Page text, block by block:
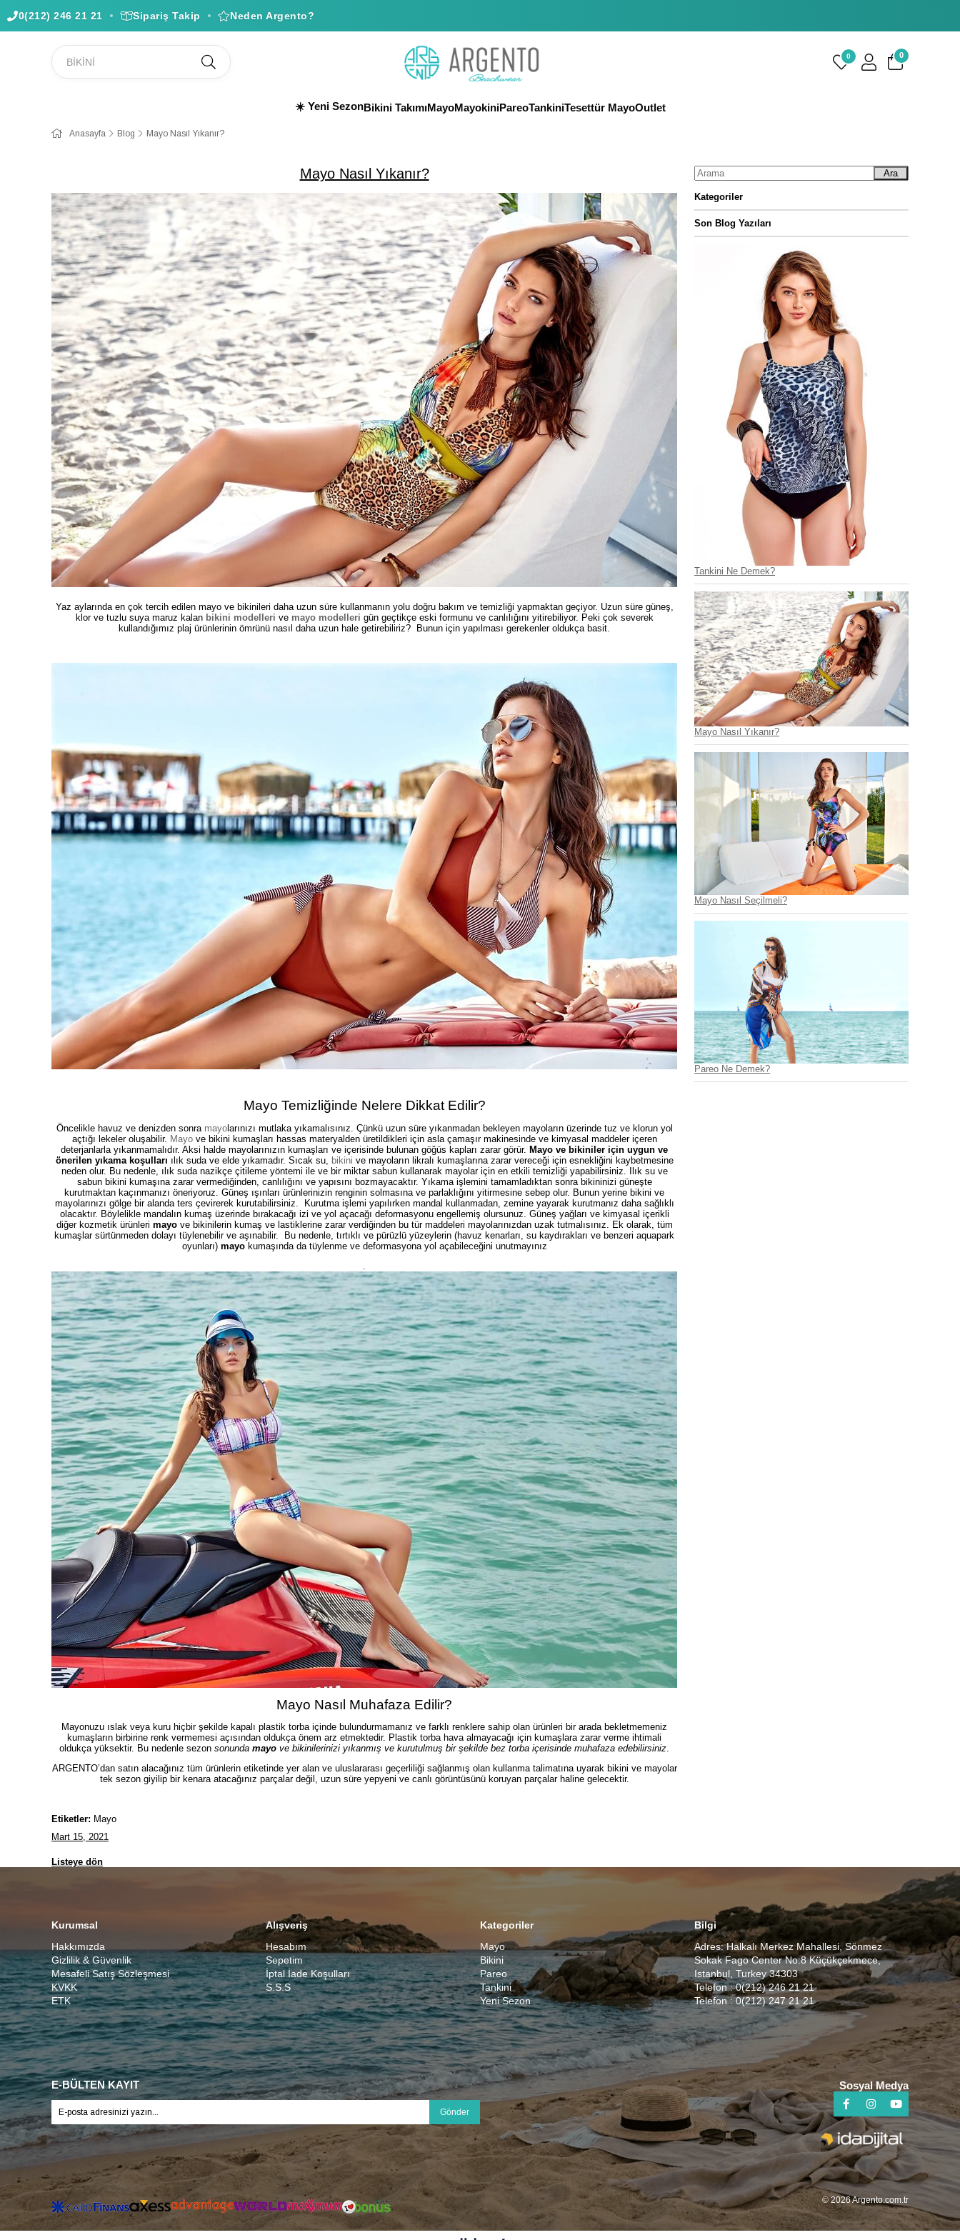
0(212) 246 21 21 Sipariş Takip Neden Argento?
0 0
☀️ Yeni SezonBikini TakımıMayoMayokiniPareoTankiniTesettür MayoOutlet
Anasayfa Blog Mayo Nasıl Yıkanır?
Mayo Nasıl Yıkanır?
Yaz aylarında en çok tercih edilen mayo ve bikinileri daha uzun süre kullanmanın yolu doğru bakım ve temizliği yapmaktan geçiyor. Uzun süre güneş,
klor ve tuzlu suya maruz kalan bikini modelleri ve mayo modelleri gün geçtikçe eski formunu ve canlılığını yitirebiliyor. Peki çok severek
kullandığımız plaj ürünlerinin ömrünü nasıl daha uzun hale getirebiliriz? Bunun için yapılması gerekenler oldukça basit.
Mayo Temizliğinde Nelere Dikkat Edilir?
Öncelikle havuz ve denizden sonra mayolarınızı mutlaka yıkamalısınız. Çünkü uzun süre yıkanmadan bekleyen mayoların üzerinde tuz ve klorun yol
açtığı lekeler oluşabilir. Mayo ve bikini kumaşları hassas materyalden üretildikleri için asla çamaşır makinesinde ve kimyasal maddeler içeren
deterjanlarla yıkanmamalıdır. Aksi halde mayolarınızın kumaşları ve içerisinde bulunan göğüs kapları zarar görür. Mayo ve bikiniler için uygun ve
önerilen yıkama koşulları ılık suda ve elde yıkamadır. Sıcak su, bikini ve mayoların likralı kumaşlarına zarar vereceği için esnekliğini kaybetmesine
neden olur. Bu nedenle, ılık suda nazikçe çitileme yöntemi ile ve bir miktar sabun kullanarak mayolar için en etkili temizliği yapabilirsiniz. Ilık su ve
sabun bikini kumaşına zarar vermediğinden, canlılığını ve yapısını bozmayacaktır. Yıkama işlemini tamamladıktan sonra bikininizi güneşte
kurutmaktan kaçınmanızı öneriyoruz. Güneş ışınları ürünlerinizin renginin solmasına ve parlaklığını yitirmesine sebep olur. Bunun yerine bikini ve
mayolarınızı gölge bir alanda ters çevirerek kurutabilirsiniz. Kurutma işlemi yapılırken mandal kullanmadan, zemine yayarak kurutmanız daha sağlıklı
olacaktır. Böylelikle mandalın kumaş üzerinde bırakacağı izi ve yol açacağı deformasyonu engellemiş olursunuz. Güneş yağları ve kimyasal içerikli
diğer kozmetik ürünleri mayove bikinilerin kumaş ve lastiklerine zarar verdiğinden bu tür maddeleri mayolarınızdan uzak tutmalısınız. Ek olarak, tüm
kumaşlar sürtünmeden dolayı tüylenebilir ve aşınabilir. Bu nedenle, tırtıklı ve pürüzlü yüzeylerin (havuz kenarları, su kaydırakları ve benzeri aquapark
oyunları) mayokumaşında da tüylenme ve deformasyona yol açabileceğini unutmayınız
Mayo Nasıl Muhafaza Edilir?
Mayonuzu ıslak veya kuru hiçbir şekilde kapalı plastik torba içinde bulundurmamanız ve farklı renklere sahip olan ürünleri bir arada bekletmemeniz
kumaşların birbirine renk vermemesi açısından oldukça önem arz etmektedir. Plastik torba hava almayacağı için kumaşlara zarar verme ihtimali
oldukça yüksektir. Bu nedenle sezon sonunda mayo ve bikinilerinizi yıkanmış ve kurutulmuş bir şekilde bez torba içerisinde muhafaza edebilirsiniz.
ARGENTO’dan satın alacağınız tüm ürünlerin etiketinde yer alan ve uluslararası geçerliliği sağlanmış olan kullanma talimatına uyarak bikini ve mayolar
tek sezon giyilip bir kenara atacağınız parçalar değil, uzun süre yepyeni ve canlı görüntüsünü koruyan parçalar haline gelecektir.
Etiketler: Mayo
Mart 15, 2021
Listeye dön
Ara
Kategoriler
Son Blog Yazıları
Tankini Ne Demek?
Mayo Nasıl Yıkanır?
Mayo Nasıl Seçilmeli?
Pareo Ne Demek?
Kurumsal
Hakkımızda
Gizlilik & Güvenlik
Mesafeli Satış Sözleşmesi
KVKK
ETK
Alışveriş
Hesabım
Sepetim
İptal İade Koşulları
S.S.S
Kategoriler
Mayo
Bikini
Pareo
Tankini
Yeni Sezon
Bilgi
Adres: Halkalı Merkez Mahallesi, Sönmez
Sokak Fago Center No:8 Küçükçekmece,
Istanbul, Turkey 34303
Telefon : 0(212) 246 21 21
Telefon : 0(212) 247 21 21
E-BÜLTEN KAYIT
Gönder
Sosyal Medya
© 2026 Argento.com.tr
100₺
300₺
600₺
%10
%15
%5
YAZ ŞANSINI ÇEVİR ☀️
Çarkı Çevir Fırsat Yakala!
Tanıtım, pazarlama, reklam ve benzeri amaçlarla tarafıma
ticari elektronik ileti gönderilmesine izin veriyorum.
Elektronik Ticari İleti Aydınlatma Metni 'ni okudum onay
veriyorum.
Paylaştığım bilgilerin
KVKK kapsamında tarafınızca
korunmasını, sms ve WhatsApp üzerinden
bilgilendirmeleri almayıkabul ediyorum.
Çevir Kazan